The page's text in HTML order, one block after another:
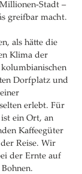
Stadt –
greifbar macht.
als hätte die
Klima der
kolumbianischen
Dorfplatz und
erlebt. Für
ein Ort, an
Kaffeegüter
Reise. Wir
der Ernte auf